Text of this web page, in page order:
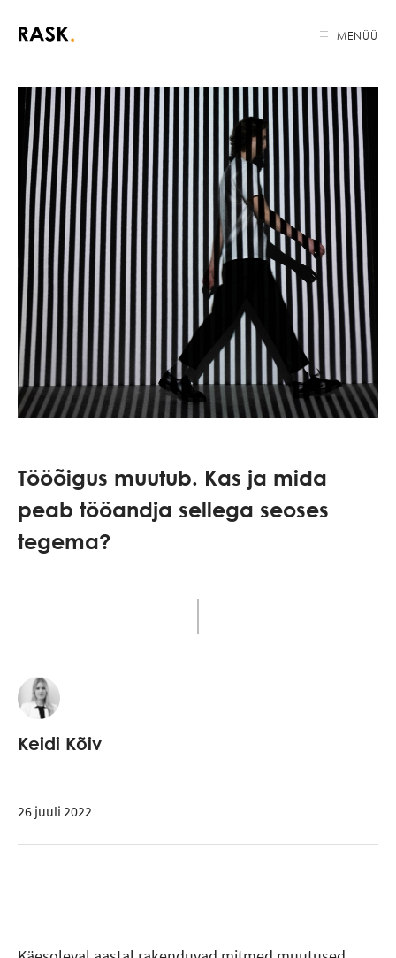
MENÜÜ
Tööõigus muutub. Kas ja mida
peab tööandja sellega seoses
tegema?
Keidi Kõiv
26 juuli 2022